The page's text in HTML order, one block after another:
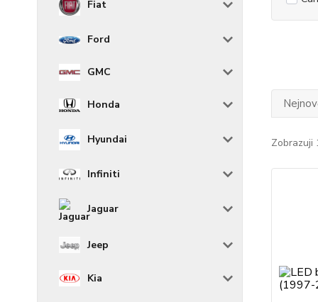
Fiat
Ford
GMC
Honda
Hyundai
Infiniti
Jaguar
Jeep
Kia
Zobrazuji